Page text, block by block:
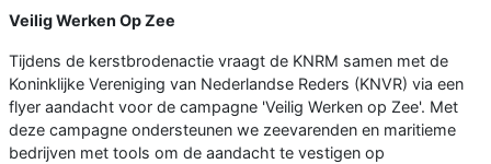
Veilig Werken Op Zee
Tijdens de kerstbrodenactie vraagt de KNRM samen met de
Koninklijke Vereniging van Nederlandse Reders (KNVR) via een
flyer aandacht voor de campagne 'Veilig Werken op Zee'. Met
deze campagne ondersteunen we zeevarenden en maritieme
bedrijven met tools om de aandacht te vestigen op